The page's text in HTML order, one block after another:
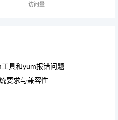
访问量
具和yum报错问题
要求与兼容性